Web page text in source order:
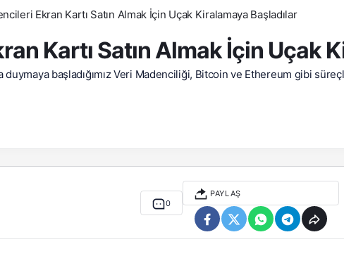
Diablo 2: Reign of the Warlock, 25 Yıl Sonra Geldi!
Diablo 2 İçin Çeyrek Asırlık Bekleyiş Bitti: Büyük Güncelleme Geldi
Diablo 2: Resurrected’a ‘Warlock Hükümranlığı’ DLC’si Geliyor
Ekran Kartı Satın Almak İçin Uçak Kiralamaya Başladılar
Kartı Satın Almak İçin Uçak
başladığımız Veri Madenciliği, Bitcoin ve Ethereum gibi
0
PAYLAŞ